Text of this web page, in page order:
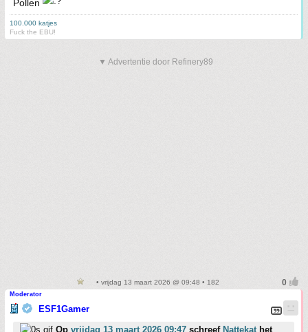
Pollen
100.000 katjes
Fuck the EBU!
▼ Advertentie door Refinery89
• vrijdag 13 maart 2026 @ 09:48 • 182
Moderator
ESF1Gamer
Op vrijdag 13 maart 2026 09:47 schreef Nattekat het